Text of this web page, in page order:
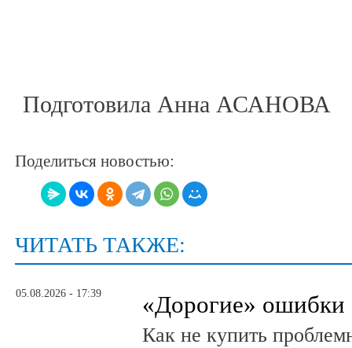
Подготовила Анна АСАНОВА
Поделиться новостью:
ЧИТАТЬ ТАКЖЕ:
05.08.2026 - 17:39 «Дорогие» ошибки
Как не купить